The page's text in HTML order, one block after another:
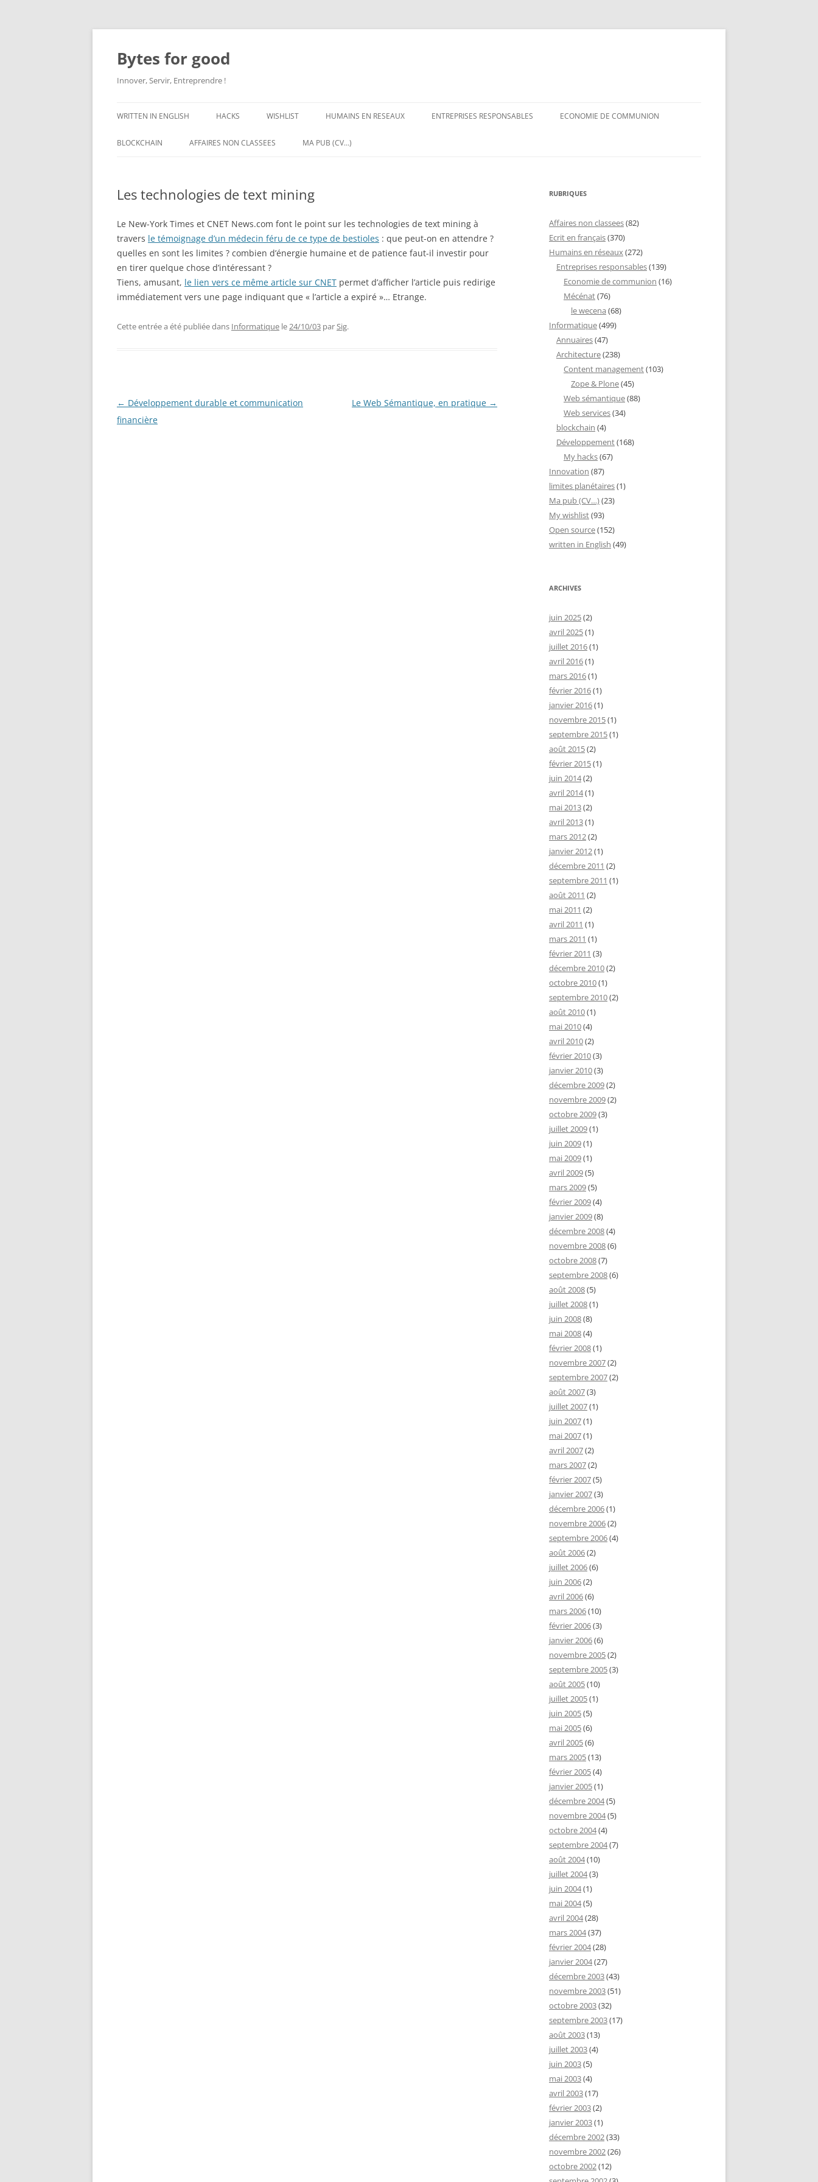
Aller
Bytes for good
Innover, Servir, Entreprendre !
WRITTEN IN ENGLISH HACKS WISHLIST HUMAINS EN RESEAUX ENTREPRISES RESPONSABLES ECONOMIE DE COMMUNION
BLOCKCHAIN AFFAIRES NON CLASSEES MA PUB (CV…)
Les technologies de text mining
Le New-York Times et CNET News.com font le point sur les technologies de text mining à
travers le témoignage d’un médecin féru de ce type de bestioles : que peut-on en attendre ?
quelles en sont les limites ? combien d’énergie humaine et de patience faut-il investir pour
en tirer quelque chose d’intéressant ?
Tiens, amusant, le lien vers ce même article sur CNET permet d’afficher l’article puis redirige
immédiatement vers une page indiquant que « l’article a expiré »… Etrange.
Cette entrée a été publiée dans Informatique le24/10/03 parSig.
Navigation
des
← Développement durable et communication
financière
Le Web Sémantique, en pratique →
RUBRIQUES
Affaires non classees(82)
Ecrit en français(370)
Humains en réseaux(272)
Entreprises responsables(139)
Economie de communion (16)
Mécénat(76)
le wecena (68)
Informatique(499)
Annuaires(47)
Architecture(238)
Content management(103)
Zope & Plone(45)
Web sémantique(88)
Web services(34)
blockchain (4)
Développement(168)
My hacks(67)
Innovation (87)
limites planétaires(1)
Ma pub (CV…)(23)
My wishlist(93)
Open source(152)
written in English (49)
ARCHIVES
juin 2025(2)
avril 2025(1)
juillet 2016(1)
avril 2016(1)
mars 2016(1)
février 2016(1)
janvier 2016(1)
novembre 2015(1)
septembre 2015(1)
août 2015(2)
février 2015(1)
juin 2014(2)
avril 2014(1)
mai 2013(2)
avril 2013(1)
mars 2012(2)
janvier 2012(1)
décembre 2011 (2)
septembre 2011 (1)
août 2011 (2)
mai 2011 (2)
avril 2011 (1)
mars 2011 (1)
février 2011 (3)
décembre 2010(2)
octobre 2010(1)
septembre 2010(2)
août 2010(1)
mai 2010(4)
avril 2010(2)
février 2010(3)
janvier 2010(3)
décembre 2009(2)
novembre 2009(2)
octobre 2009(3)
juillet 2009(1)
juin 2009(1)
mai 2009(1)
avril 2009(5)
mars 2009(5)
février 2009(4)
janvier 2009(8)
décembre 2008(4)
novembre 2008(6)
octobre 2008(7)
septembre 2008(6)
août 2008(5)
juillet 2008(1)
juin 2008(8)
mai 2008(4)
février 2008(1)
novembre 2007(2)
septembre 2007(2)
août 2007(3)
juillet 2007(1)
juin 2007(1)
mai 2007(1)
avril 2007(2)
mars 2007(2)
février 2007(5)
janvier 2007(3)
décembre 2006(1)
novembre 2006(2)
septembre 2006(4)
août 2006(2)
juillet 2006(6)
juin 2006(2)
avril 2006(6)
mars 2006(10)
février 2006(3)
janvier 2006(6)
novembre 2005(2)
septembre 2005(3)
août 2005(10)
juillet 2005(1)
juin 2005(5)
mai 2005(6)
avril 2005(6)
mars 2005(13)
février 2005(4)
janvier 2005(1)
décembre 2004(5)
novembre 2004(5)
octobre 2004(4)
septembre 2004(7)
août 2004(10)
juillet 2004(3)
juin 2004(1)
mai 2004(5)
avril 2004(28)
mars 2004(37)
février 2004(28)
janvier 2004(27)
décembre 2003(43)
novembre 2003(51)
octobre 2003(32)
septembre 2003(17)
août 2003(13)
juillet 2003(4)
juin 2003(5)
mai 2003(4)
avril 2003(17)
février 2003(2)
janvier 2003(1)
décembre 2002(33)
novembre 2002(26)
octobre 2002(12)